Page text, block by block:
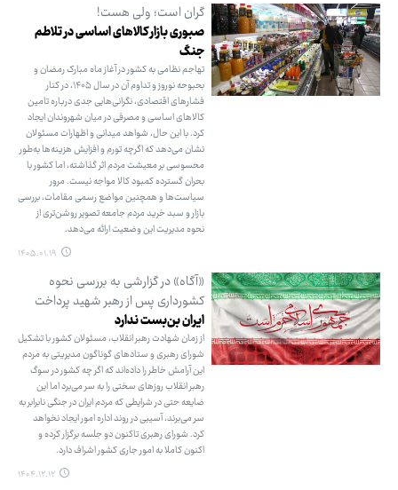
گران است؛ ولی هست!
صبوری بازار کالاهای اساسی در تلاطم
جنگ
تهاجم نظامی به کشور در آغاز ماه مبارک رمضان و
بحبوحه نوروز و تداوم آن در سال ۱۴۰۵، در کنار
فشارهای اقتصادی، نگرانی‌هایی جدی درباره تامین
کالاهای اساسی و مصرفی در میان شهروندان ایجاد
کرد. با این حال، شواهد میدانی و اظهارات مسئولان
نشان می‌دهد که اگرچه تورم و افزایش هزینه‌ها به‌طور
محسوسی بر معیشت مردم اثر گذاشته، اما کشور با
بحران گسترده کمبود کالا مواجه نیست. مرور
سیاست‌ها و همچنین مواضع رسمی مقامات، بررسی
بازار و سبد خرید مردم جامعه تصویر روشن‌تری از
نحوه مدیریت این وضعیت ارائه می‌دهد.
۱۴۰۵.۰۱.۱۹
«آگاه» در گزارشی به بررسی نحوه
کشورداری پس از رهبر شهید پرداخت
ایران بن‌بست ندارد
از زمان شهادت رهبر انقلاب، مسئولان کشور با تشکیل
شورای رهبری و ستادهای گوناگون مدیریتی به مردم
این آرامش خاطر را داده‌اند که اگر چه کشور در سوگ
رهبر انقلاب روزهای سختی را به سر می‌برد اما این
ضایعه حتی در شرایطی که مردم ایران در جنگی نابرابر به
سر می‌برند، آسیبی در روند اداره امور ایجاد نخواهد
کرد. شورای رهبری تاکنون دو جلسه برگزار کرده و
اکنون کاملا به امور جاری کشور اشراف دارد.
۱۴۰۴.۱۲.۱۲